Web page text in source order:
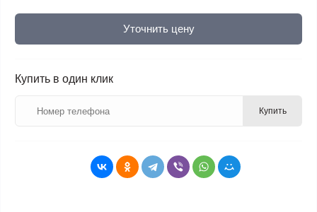
Уточнить цену
Купить в один клик
Купить